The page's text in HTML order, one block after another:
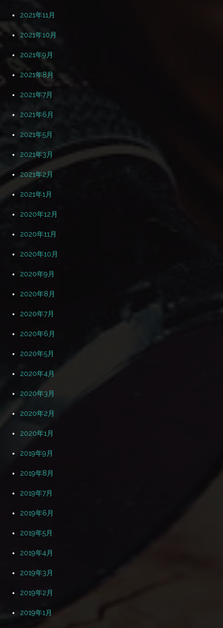
2021年11月
2021年10月
2021年9月
2021年8月
2021年7月
2021年6月
2021年5月
2021年3月
2021年2月
2021年1月
2020年12月
2020年11月
2020年10月
2020年9月
2020年8月
2020年7月
2020年6月
2020年5月
2020年4月
2020年3月
2020年2月
2020年1月
2019年9月
2019年8月
2019年7月
2019年6月
2019年5月
2019年4月
2019年3月
2019年2月
2019年1月